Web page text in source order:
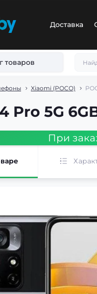
Доставка
товаров
Xiaomi (POCO)
Pro 5G
При